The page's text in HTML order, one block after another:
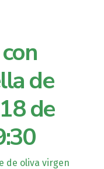
de
de
de oliva virgen